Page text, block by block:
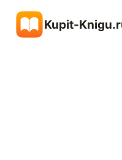
содержимому
Kupit-